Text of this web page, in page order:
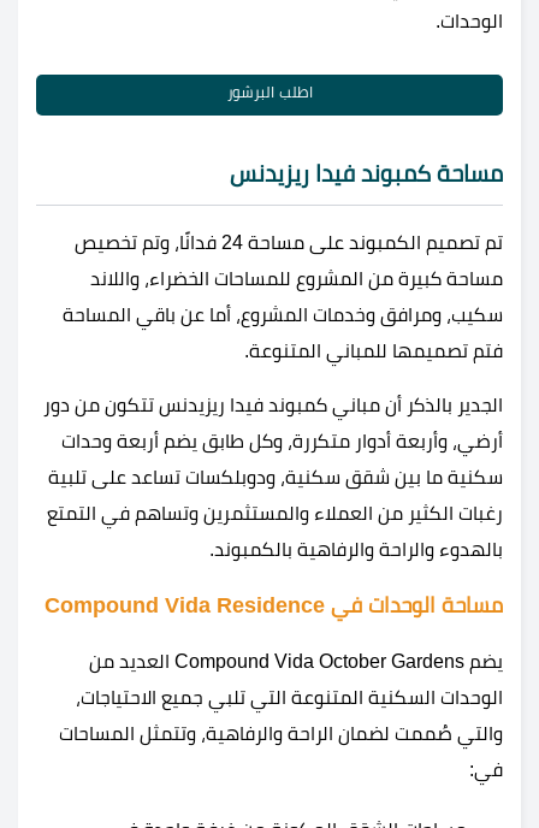
الوحدات.
اطلب البرشور
مساحة كمبوند فيدا ريزيدنس
تم تصميم الكمبوند على مساحة 24 فدانًا، وتم تخصيص
مساحة كبيرة من المشروع للمساحات الخضراء، واللاند
سكيب، ومرافق وخدمات المشروع، أما عن باقي المساحة
فتم تصميمها للمباني المتنوعة.
الجدير بالذكر أن مباني كمبوند فيدا ريزيدنس تتكون من دور
أرضي، وأربعة أدوار متكررة، وكل طابق يضم أربعة وحدات
سكنية ما بين شقق سكنية، ودوبلكسات تساعد على تلبية
رغبات الكثير من العملاء والمستثمرين وتساهم في التمتع
بالهدوء والراحة والرفاهية بالكمبوند.
مساحة الوحدات في Compound Vida Residence
يضم Compound Vida October Gardens العديد من
الوحدات السكنية المتنوعة التي تلبي جميع الاحتياجات،
والتي صُممت لضمان الراحة والرفاهية، وتتمثل المساحات
في: